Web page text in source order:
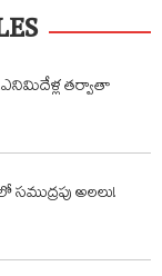
తర్వాతా
అలలు!